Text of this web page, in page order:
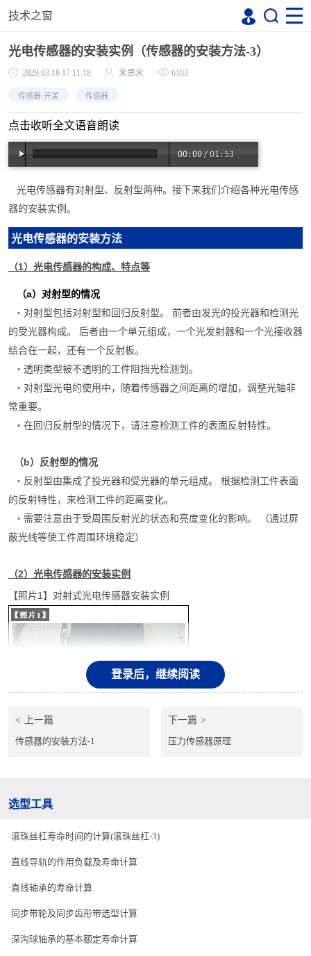
技术之窗
光电传感器的安装实例（传感器的安装方法-3）
2020.03.18 17:11:18 米思米 6103
传感器·开关 传感器
点击收听全文语音朗读
00:00 /01:53
光电传感器有对射型、反射型两种。接下来我们介绍各种光电传感
器的安装实例。
光电传感器的安装方法
（1）光电传感器的构成、特点等
（a） 对射型的情况
・ 对射型包括对射型和回归反射型。 前者由发光的投光器和检测光
的受光器构成。 后者由一个单元组成，一个光发射器和一个光接收器
结合在一起，还有一个反射板。
・ 透明类型被不透明的工件阻挡光检测到。
・ 对射型光电的使用中，随着传感器之间距离的增加，调整光轴非
常重要。
・ 在回归反射型的情况下，请注意检测工件的表面反射特性。
（b） 反射型的情况
・反射型由集成了投光器和受光器的单元组成。 根据检测工件表面
的反射特性，来检测工件的距离变化。
・需要注意由于受周围反射光的状态和亮度变化的影响。 （通过屏
蔽光线等使工件周围环境稳定）
（2）光电传感器的安装实例
【照片1】对射式光电传感器安装实例
登录后，继续阅读
上一篇
传感器的安装方法-1
下一篇
压力传感器原理
选型工具
滚珠丝杠寿命时间的计算(滚珠丝杠-3)
直线导轨的作用负载及寿命计算
直线轴承的寿命计算
同步带轮及同步齿形带选型计算
深沟球轴承的基本额定寿命计算